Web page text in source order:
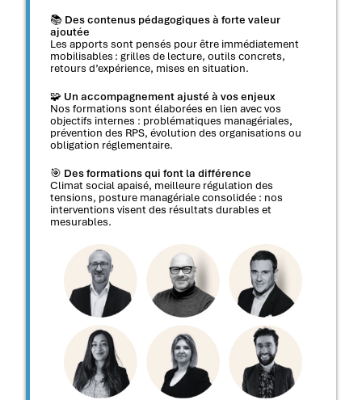
📚 Des contenus pédagogiques à forte valeur
ajoutée
Les apports sont pensés pour être immédiatement
mobilisables : grilles de lecture, outils concrets,
retours d’expérience, mises en situation.
🧩 Un accompagnement ajusté à vos enjeux
Nos formations sont élaborées en lien avec vos
objectifs internes : problématiques managériales,
prévention des RPS, évolution des organisations ou
obligation réglementaire.
🎯 Des formations qui font la différence
Climat social apaisé, meilleure régulation des
tensions, posture managériale consolidée : nos
interventions visent des résultats durables et
mesurables.